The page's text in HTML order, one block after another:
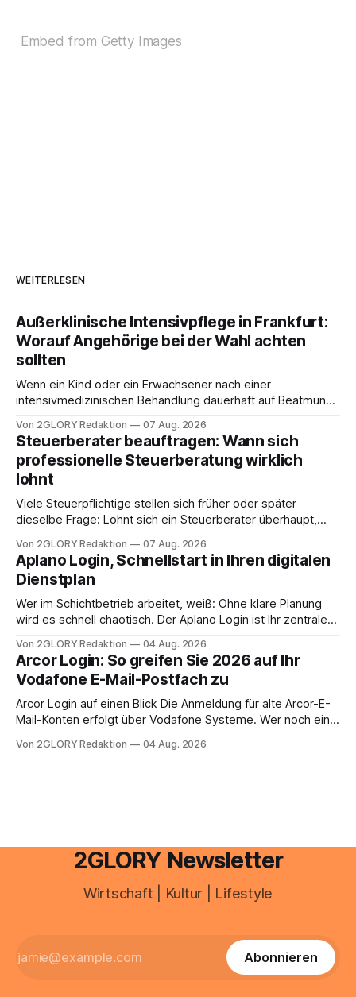
Embed from Getty Images
WEITERLESEN
Außerklinische Intensivpflege in Frankfurt:
Worauf Angehörige bei der Wahl achten
sollten
Wenn ein Kind oder ein Erwachsener nach einer
intensivmedizinischen Behandlung dauerhaft auf Beatmung
angewiesen ist, stellt sich für Familien eine schwierige
Frage: Muss die Versorgung dauerhaft in der Klinik bleiben –
oder ist ein Leben zu Hause möglich? Die außerklinische
Intensivpflege bietet genau diese Alternative: Sie
Von 2GLORY Redaktion 07 Aug. 2026
Steuerberater beauftragen: Wann sich
professionelle Steuerberatung wirklich
lohnt
Viele Steuerpflichtige stellen sich früher oder später
dieselbe Frage: Lohnt sich ein Steuerberater überhaupt,
erledigen? Die kurze Antwort: Bei einfachen
Einkommensverhältnissen reicht häufig eine Steuersoftware
aus – sobald jedoch mehrere Einkunftsarten
zusammentreffen oder größere finanzielle Veränderungen
anstehen, zahlt sich professionelle Unterstützung meist
Von 2GLORY Redaktion 07 Aug. 2026
Aplano Login, Schnellstart in Ihren digitalen
Dienstplan
Wer im Schichtbetrieb arbeitet, weiß: Ohne klare Planung
wird es schnell chaotisch. Der Aplano Login ist Ihr zentraler
abwesenheiten und die gesamte kommunikation rund um
Ihr personal digital zu organisieren. In diesem Leitfaden
erfahren Sie alles, was Sie für einen reibungslosen Einstieg
brauchen, von der Registrierung
Von 2GLORY Redaktion 04 Aug. 2026
Arcor Login: So greifen Sie 2026 auf Ihr
Vodafone E-Mail-Postfach zu
Arcor Login auf einen Blick Die Anmeldung für alte Arcor-E-
Mail-Konten erfolgt über Vodafone Systeme. Wer noch eine
besitzt, loggt sich heute über das Vodafone E-Mail & Cloud
Von 2GLORY Redaktion 04 Aug. 2026
2GLORY Newsletter
Wirtschaft | Kultur | Lifestyle
Abonnieren